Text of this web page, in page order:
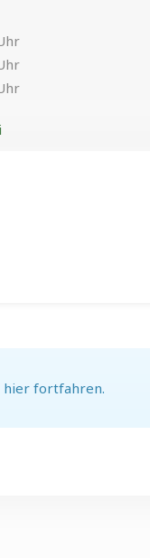
hier fortfahren.